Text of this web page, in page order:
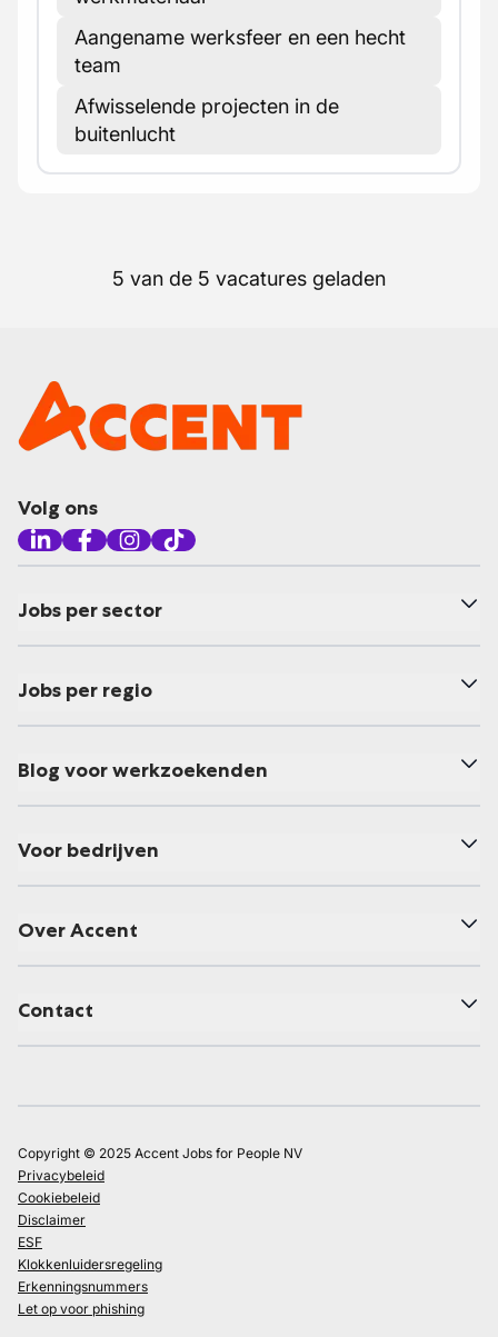
Aangename werksfeer en een hecht
team
Afwisselende projecten in de
buitenlucht
5 van de 5 vacatures geladen
Volg ons
Jobs per sector
Jobs per regio
Blog voor werkzoekenden
Voor bedrijven
Over Accent
Contact
Copyright © 2025 Accent Jobs for People NV
Privacybeleid
Cookiebeleid
Disclaimer
ESF
Klokkenluidersregeling
Erkenningsnummers
Let op voor phishing